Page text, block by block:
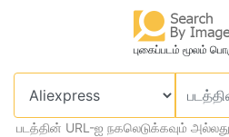
புகைப்படம் மூலம்
படத்தின் URL-ஐ நகலெடுக்கவும்